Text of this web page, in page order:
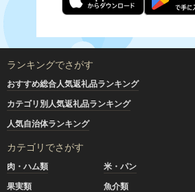
ランキングでさがす
おすすめ総合人気返礼品ランキング
カテゴリ別人気返礼品ランキング
人気自治体ランキング
カテゴリでさがす
肉・ハム類 米・パン
果実類
魚介類